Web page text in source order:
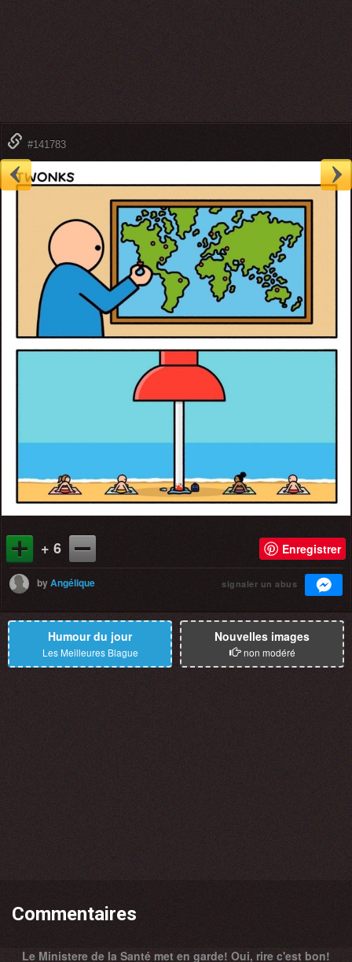
#141783
+ 6 Enregistrer
byAngélique signaler un abus
Humour du jour
Les Meilleures Blague
Nouvelles images
non modéré
Commentaires
Le Ministere de la Santé met en garde! Oui, rire c'est bon!